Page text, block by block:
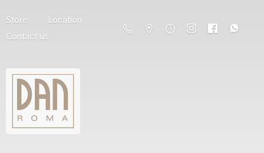
Store
Location
Contact us